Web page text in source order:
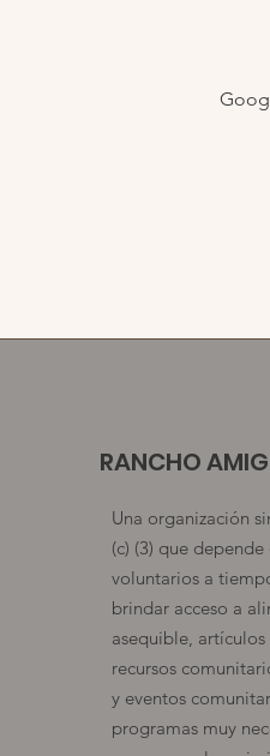
RANCHO
Una organización
(c) (3) que
voluntarios a
brindar acceso a
asequible,
recursos
y eventos
programas muy